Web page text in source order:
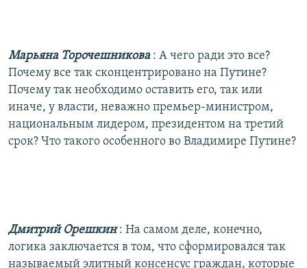
Марьяна Торочешникова : А чего ради это все?
Почему все так сконцентрировано на Путине?
Почему так необходимо оставить его, так или
иначе, у власти, неважно премьер-министром,
национальным лидером, президентом на третий
срок? Что такого особенного во Владимире Путине?
Дмитрий Орешкин: На самом деле, конечно,
логика заключается в том, что сформировался так
называемый элитный консенсус граждан, которые